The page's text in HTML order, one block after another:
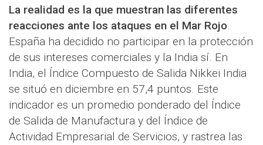
La realidad es la que muestran las diferentes
reacciones ante los ataques en el Mar Rojo.
España ha decidido no participar en la protección
de sus intereses comerciales y la India sí. En
India, el Índice Compuesto de Salida Nikkei India
se situó en diciembre en 57,4 puntos. Este
indicador es un promedio ponderado del Índice
de Salida de Manufactura y del Índice de
Actividad Empresarial de Servicios, y rastrea las